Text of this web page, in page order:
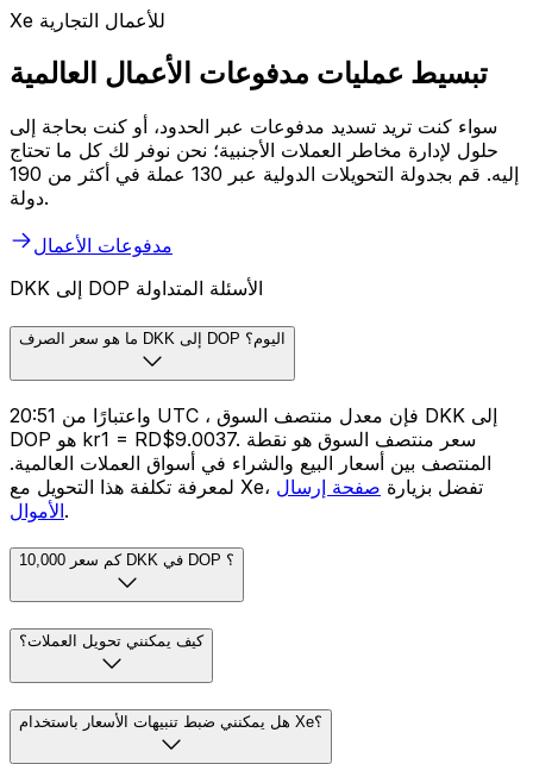
Xe للأعمال التجارية
تبسيط عمليات مدفوعات الأعمال العالمية
سواء كنت تريد تسديد مدفوعات عبر الحدود، أو كنت بحاجة إلى
حلول لإدارة مخاطر العملات الأجنبية؛ نحن نوفر لك كل ما تحتاج
إليه. قم بجدولة التحويلات الدولية عبر 130 عملة في أكثر من 190
دولة.
مدفوعات الأعمال
DKK إلى DOP الأسئلة المتداولة
ما هو سعر الصرف DKK إلى DOP اليوم؟
واعتبارًا من 20:51 UTC ، فإن معدل منتصف السوق DKK إلى
DOP هو kr1 = RD$9.0037. سعر منتصف السوق هو نقطة
المنتصف بين أسعار البيع والشراء في أسواق العملات العالمية.
لمعرفة تكلفة هذا التحويل مع Xe، تفضل بزيارة صفحة إرسال
الأموال.
كم سعر 10,000 DKK في DOP ؟
كيف يمكنني تحويل العملات؟
هل يمكنني ضبط تنبيهات الأسعار باستخدام Xe؟